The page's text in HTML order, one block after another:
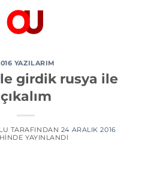
YAZILARIM
girdik rusya ile
çıkalım
TARAFINDAN 24 ARALIK 2016
YAYINLANDI